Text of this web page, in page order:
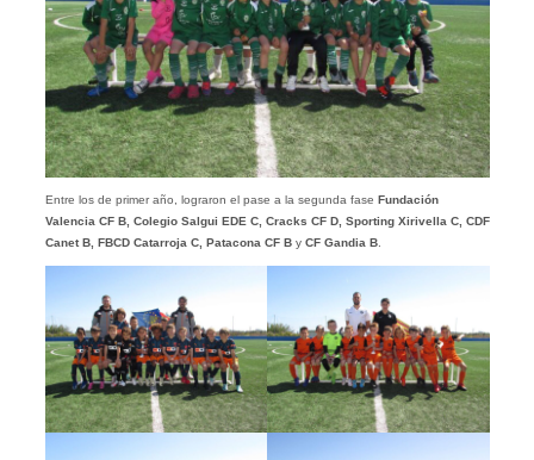
Entre los de primer año, lograron el pase a la segunda fase Fundación
Valencia CF B, Colegio Salgui EDE C, Cracks CF D, Sporting Xirivella C, CDF
Canet B, FBCD Catarroja C, Patacona CF By CF Gandia B.